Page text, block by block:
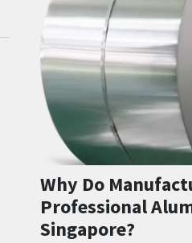
Why Do
Professional
Singapore?